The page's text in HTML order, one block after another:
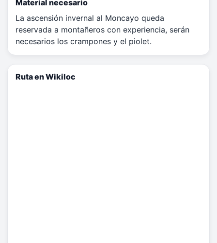
Material necesario
La ascensión invernal al Moncayo queda
reservada a montañeros con experiencia, serán
necesarios los crampones y el piolet.
Ruta en Wikiloc